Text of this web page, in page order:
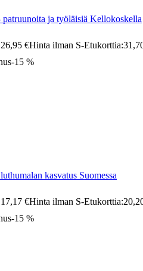
patruunoita ja työläisiä Kellokoskella
26,95 €Hinta ilman S-Etukorttia:
-15 %
kasvatus Suomessa
17,17 €Hinta ilman S-Etukorttia:
-15 %